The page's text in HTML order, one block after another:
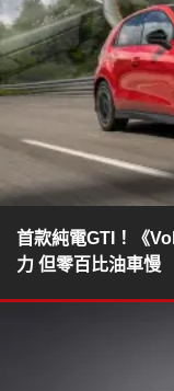
首款純電GTI！《
力 但零百比油車慢